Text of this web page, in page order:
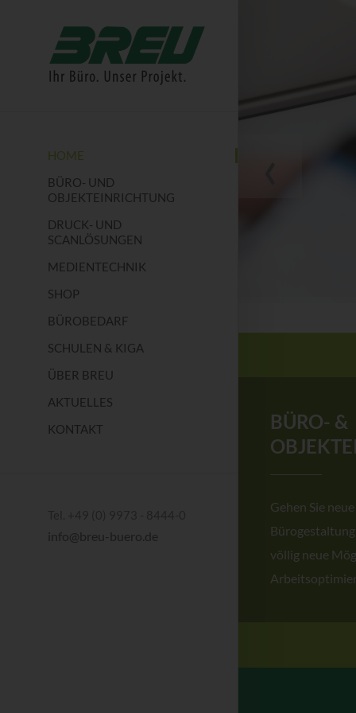
HOME
BÜRO- UND
OBJEKTEINRICHTUNG
DRUCK- UND
SCANLÖSUNGEN
MEDIENTECHNIK
SHOP
BÜROBEDARF
SCHULEN & KIGA
ÜBER BREU
AKTUELLES
KONTAKT
info@breu-buero.de
BÜRO- &
Gehen Sie
völlig neue